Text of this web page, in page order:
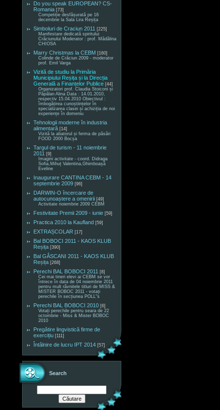
Do you speak EUROPEAN? CS-
Romania [73]
Competiție desfășurată pe 16
decembrie la Sala Lira Reșița
Simboluri de Craciun 2011 [225]
Manifestare dedicată spiritului
Crăciunului Moderator : prof. Mădălina
CHIOSA
Marry Christmas la CEBM [160]
Colinde de Crăciun 2009 - moderator
prof. Emil Varga
Vizită de studiu la Primăria
Municipiului Reșița și la Direcția
Generală a Finanțelor Publice [44]
Organizatori prof. Claudia Stoiconi și
Păpălan Alina Data : 14.01.2010,
respectiv 15.04.2010 Obiectivul :
îmbogățirea cunoștiințelor în
specializarea clasei și achiziția de noi
experiențe în domeniu
Tehnologii moderne în industria
alimentară [14]
Vizită la abatorul și ferma de păsări
FOOD 2000 Bocșa
Targul de turism - 11 noiembrie
2011 [9]
Imagini activitate - coord. Didraga
Sofia,Mihuț Valentina,Ghimboașă
Eveline
Inaugurare CANTINA CEBM - 14
septembrie 2009 [96]
DARWIN-O încercare de
autocunoaștere a omenirii [49]
Activitate noiembrie 2009 CEBM
Festivitate Premii 2009 - iunie [59]
Practica 2010 la Kaufland [59]
EXTRAȘCOLAR [17]
Bal BOBOCI 2011 - KAOS KLUB
Reșița [390]
Bal GÂSCANI 2011 - KAOS KLUB
Reșița [268]
Perechi BAL BOBOCI 2011 [8]
Cei mai tineri elevi ai CEBM se vor
întrece în data de 04 noiembrie 2011
pentru mult râvnitele titluri de MISS &
MISTER BOBOC 2011 - votați
perechile în secțiunea POLL"s
Perechi BAL BOBOCI 2010 [6]
Votați perechile pentru seara de 22
octombrie - Miss & Mister BOBOC
2010
Pregătire lingvistică firme de
exercițiu [111]
Întâlnire de lucru IPT 2014 [57]
Search